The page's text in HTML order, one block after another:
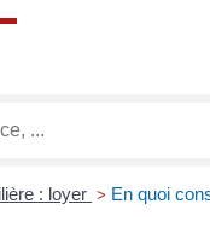
: loyer > En quoi